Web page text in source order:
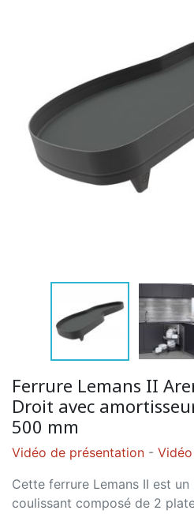
Ferrure Lemans II
Droit avec
500 mm
Vidéo de présentation -
Cette ferrure Lemans II est
coulissant composé de 2